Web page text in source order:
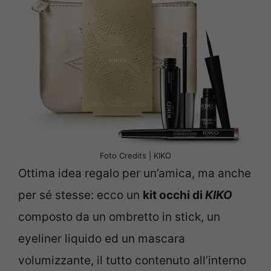
Foto Credits | KIKO
Ottima idea regalo per un’amica, ma anche
per sé stesse: ecco un kit occhi di KIKO
composto da un ombretto in stick, un
eyeliner liquido ed un mascara
volumizzante, il tutto contenuto all’interno